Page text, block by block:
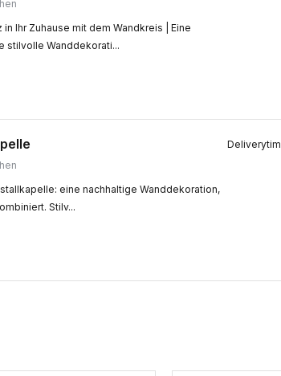
Ihr Zuhause mit dem Wandkreis | Eine
stilvolle Wanddekorati...
eine nachhaltige Wanddekoration,
Stilv...